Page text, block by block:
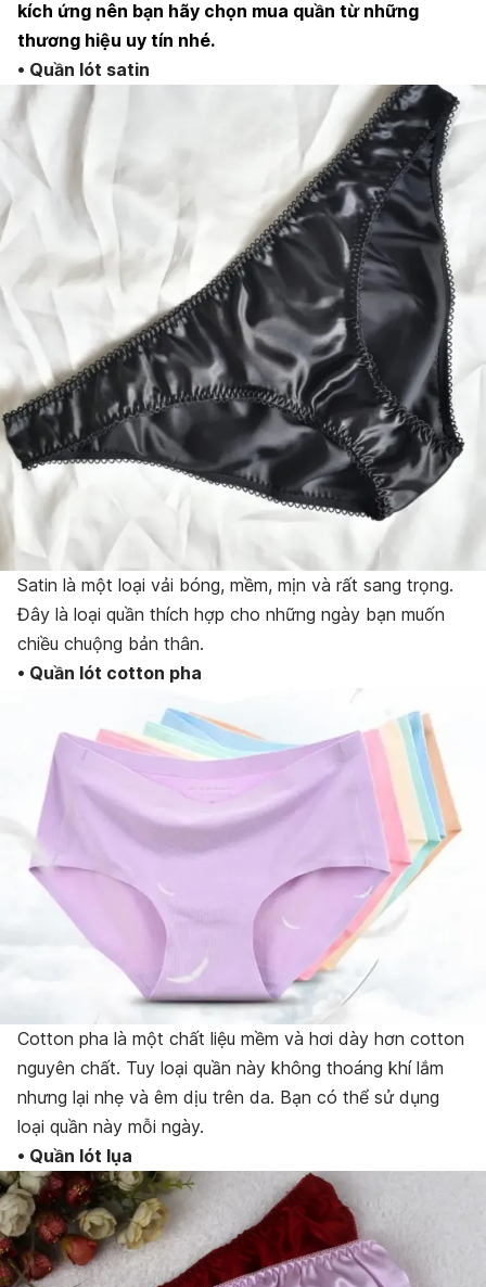
kích ứng nên bạn hãy chọn mua quần từ những
thương hiệu uy tín nhé.
• Quần lót satin
Satin là một loại vải bóng, mềm, mịn và rất sang trọng.
Đây là loại quần thích hợp cho những ngày bạn muốn
chiều chuộng bản thân.
• Quần lót cotton pha
Cotton pha là một chất liệu mềm và hơi dày hơn cotton
nguyên chất. Tuy loại quần này không thoáng khí lắm
nhưng lại nhẹ và êm dịu trên da. Bạn có thể sử dụng
loại quần này mỗi ngày.
• Quần lót lụa